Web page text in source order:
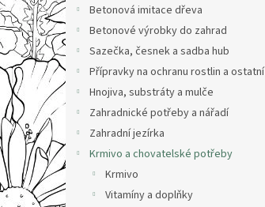
a
n
e
l
Betonová imitace dřeva
Betonové výrobky do zahrad
Sazečka, česnek a sadba hub
Přípravky na ochranu rostlin a ostatní
Hnojiva, substráty a mulče
Zahradnické potřeby a nářadí
Zahradní jezírka
Krmivo a chovatelské potřeby
Krmivo
Vitamíny a doplňky